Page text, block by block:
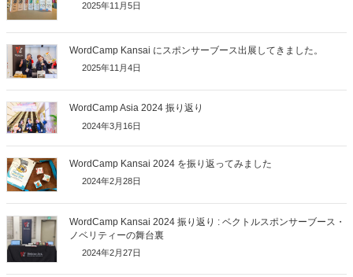
2025年11月5日
WordCamp Kansai にスポンサーブース出展してきました。
2025年11月4日
WordCamp Asia 2024 振り返り
2024年3月16日
WordCamp Kansai 2024 を振り返ってみました
2024年2月28日
WordCamp Kansai 2024 振り返り : ベクトルスポンサーブース・
ノベリティーの舞台裏
2024年2月27日